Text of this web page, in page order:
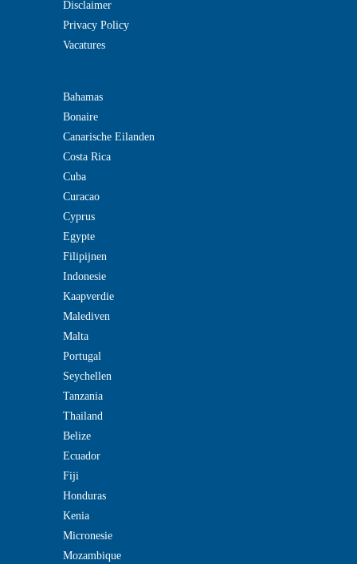
Disclaimer
Privacy Policy
Vacatures
Bahamas
Bonaire
Canarische Eilanden
Costa Rica
Cuba
Curacao
Cyprus
Egypte
Filipijnen
Indonesie
Kaapverdie
Malediven
Malta
Portugal
Seychellen
Tanzania
Thailand
Belize
Ecuador
Fiji
Honduras
Kenia
Micronesie
Mozambique